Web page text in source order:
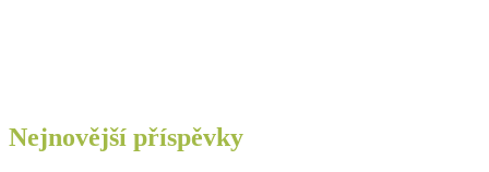
Nejnovější příspěvky